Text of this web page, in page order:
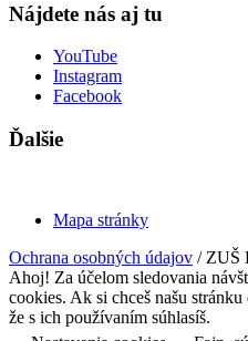
Nájdete nás aj tu
YouTube
Instagram
Facebook
Ďalšie
Mapa stránky
Ochrana osobných údajov / ZUŠ
Ahoj! Za účelom sledovania
cookies. Ak si chceš našu
že s ich používaním súhlasíš.